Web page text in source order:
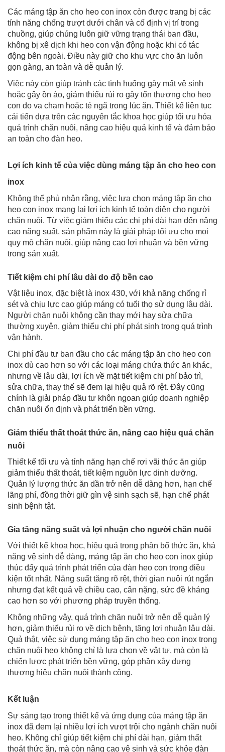
Các máng tập ăn cho heo con inox còn được trang bị các
tính năng chống trượt dưới chân và cố định vị trí trong
chuồng, giúp chúng luôn giữ vững trạng thái ban đầu,
không bị xê dịch khi heo con vận động hoặc khi có tác
động bên ngoài. Điều này giữ cho khu vực cho ăn luôn
gọn gàng, an toàn và dễ quản lý.
Việc này còn giúp tránh các tình huống gây mất vệ sinh
hoặc gây ồn ào, giảm thiểu rủi ro gây tổn thương cho heo
con do va chạm hoặc té ngã trong lúc ăn. Thiết kế liên tục
cải tiến dựa trên các nguyên tắc khoa học giúp tối ưu hóa
quá trình chăn nuôi, nâng cao hiệu quả kinh tế và đảm bảo
an toàn cho đàn heo.
Lợi ích kinh tế của việc dùng máng tập ăn cho heo con
inox
Không thể phủ nhận rằng, việc lựa chọn máng tập ăn cho
heo con inox mang lại lợi ích kinh tế toàn diện cho người
chăn nuôi. Từ việc giảm thiểu các chi phí dài hạn đến nâng
cao năng suất, sản phẩm này là giải pháp tối ưu cho mọi
quy mô chăn nuôi, giúp nâng cao lợi nhuận và bền vững
trong sản xuất.
Tiết kiệm chi phí lâu dài do độ bền cao
Vật liệu inox, đặc biệt là inox 430, với khả năng chống rỉ
sét và chịu lực cao giúp máng có tuổi thọ sử dụng lâu dài.
Người chăn nuôi không cần thay mới hay sửa chữa
thường xuyên, giảm thiểu chi phí phát sinh trong quá trình
vận hành.
Chi phí đầu tư ban đầu cho các máng tập ăn cho heo con
inox dù cao hơn so với các loại máng chứa thức ăn khác,
nhưng về lâu dài, lợi ích về mặt tiết kiệm chi phí bảo trì,
sửa chữa, thay thế sẽ đem lại hiệu quả rõ rệt. Đây cũng
chính là giải pháp đầu tư khôn ngoan giúp doanh nghiệp
chăn nuôi ổn định và phát triển bền vững.
Giảm thiểu thất thoát thức ăn, nâng cao hiệu quả chăn
nuôi
Thiết kế tối ưu và tính năng hạn chế rơi vãi thức ăn giúp
giảm thiểu thất thoát, tiết kiệm nguồn lực dinh dưỡng.
Quản lý lượng thức ăn dần trở nên dễ dàng hơn, hạn chế
lãng phí, đồng thời giữ gìn vệ sinh sạch sẽ, hạn chế phát
sinh bệnh tật.
Gia tăng năng suất và lợi nhuận cho người chăn nuôi
Với thiết kế khoa học, hiệu quả trong phân bổ thức ăn, khả
năng vệ sinh dễ dàng, máng tập ăn cho heo con inox giúp
thúc đẩy quá trình phát triển của đàn heo con trong điều
kiện tốt nhất. Năng suất tăng rõ rệt, thời gian nuôi rút ngắn
nhưng đạt kết quả về chiều cao, cân nặng, sức đề kháng
cao hơn so với phương pháp truyền thống.
Không những vậy, quá trình chăn nuôi trở nên dễ quản lý
hơn, giảm thiểu rủi ro về dịch bệnh, tăng lợi nhuận lâu dài.
Quả thật, việc sử dụng máng tập ăn cho heo con inox trong
chăn nuôi heo không chỉ là lựa chọn về vật tư, mà còn là
chiến lược phát triển bền vững, góp phần xây dựng
thương hiệu chăn nuôi thành công.
Kết luận
Sự sáng tạo trong thiết kế và ứng dụng của máng tập ăn
inox đã đem lại nhiều lợi ích vượt trội cho ngành chăn nuôi
heo. Không chỉ giúp tiết kiệm chi phí dài hạn, giảm thất
thoát thức ăn, mà còn nâng cao vệ sinh và sức khỏe đàn